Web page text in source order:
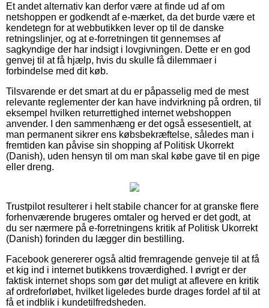
Et andet alternativ kan derfor være at finde ud af om
netshoppen er godkendt af e-mærket, da det burde være et
kendetegn for at webbutikken lever op til de danske
retningslinjer, og at e-forretningen tit gennemses af
sagkyndige der har indsigt i lovgivningen. Dette er en god
genvej til at få hjælp, hvis du skulle få dilemmaer i
forbindelse med dit køb.
Tilsvarende er det smart at du er påpasselig med de mest
relevante reglementer der kan have indvirkning på ordren, til
eksempel hvilken returrettighed internet webshoppen
anvender. I den sammenhæng er det også essesentielt, at
man permanent sikrer ens købsbekræftelse, således man i
fremtiden kan påvise sin shopping af Politisk Ukorrekt
(Danish), uden hensyn til om man skal købe gave til en pige
eller dreng.
Trustpilot resulterer i helt stabile chancer for at granske flere
forhenværende brugeres omtaler og herved er det godt, at
du ser nærmere på e-forretningens kritik af Politisk Ukorrekt
(Danish) forinden du lægger din bestilling.
Facebook genererer også altid fremragende genveje til at få
et kig ind i internet butikkens troværdighed. I øvrigt er der
faktisk internet shops som gør det muligt at aflevere en kritik
af ordreforløbet, hvilket ligeledes burde drages fordel af til at
få et indblik i kundetilfredsheden.